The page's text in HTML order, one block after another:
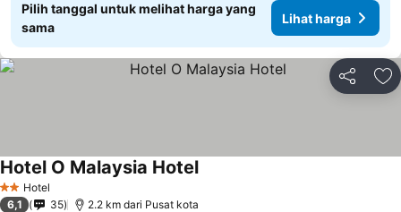
Pilih tanggal untuk melihat harga yang
sama
Lihat harga
Bagikan
2 Bintang
Hotel
Hotel O Malaysia HotelLihat harga
6,1 35 2.2 km dari Pusat kota